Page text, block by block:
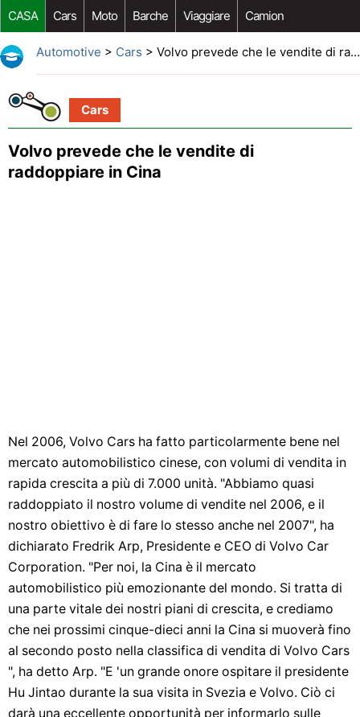
CASA Cars Moto Barche Viaggiare Camion
Riparazione Auto Acquisto Auto Car Opzioni Aftermarket
Automotive > Cars > Volvo prevede che le vendite di raddoppiare in Cina
Cars
Volvo prevede che le vendite di
raddoppiare in Cina
Nel 2006, Volvo Cars ha fatto particolarmente bene nel
mercato automobilistico cinese, con volumi di vendita in
rapida crescita a più di 7.000 unità. "Abbiamo quasi
raddoppiato il nostro volume di vendite nel 2006, e il
nostro obiettivo è di fare lo stesso anche nel 2007", ha
dichiarato Fredrik Arp, Presidente e CEO di Volvo Car
Corporation. "Per noi, la Cina è il mercato
automobilistico più emozionante del mondo. Si tratta di
una parte vitale dei nostri piani di crescita, e crediamo
che nei prossimi cinque-dieci anni la Cina si muoverà fino
al secondo posto nella classifica di vendita di Volvo Cars
", ha detto Arp. "E 'un grande onore ospitare il presidente
Hu Jintao durante la sua visita in Svezia e Volvo. Ciò ci
darà una eccellente opportunità per informarlo sulle